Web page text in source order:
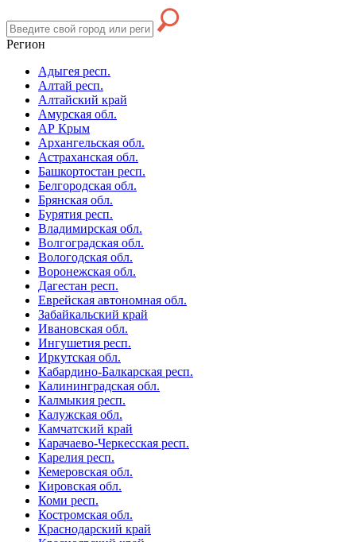
Регион
Адыгея респ.
Алтай респ.
Алтайский край
Амурская обл.
АР Крым
Архангельская обл.
Астраханская обл.
Башкортостан респ.
Белгородская обл.
Брянская обл.
Бурятия респ.
Владимирская обл.
Волгоградская обл.
Вологодская обл.
Воронежская обл.
Дагестан респ.
Еврейская автономная обл.
Забайкальский край
Ивановская обл.
Ингушетия респ.
Иркутская обл.
Кабардино-Балкарская респ.
Калининградская обл.
Калмыкия респ.
Калужская обл.
Камчатский край
Карачаево-Черкесская респ.
Карелия респ.
Кемеровская обл.
Кировская обл.
Коми респ.
Костромская обл.
Краснодарский край